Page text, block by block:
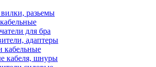
разьемы
для бра
адаптеры
кабельные
кабеля, шнуры